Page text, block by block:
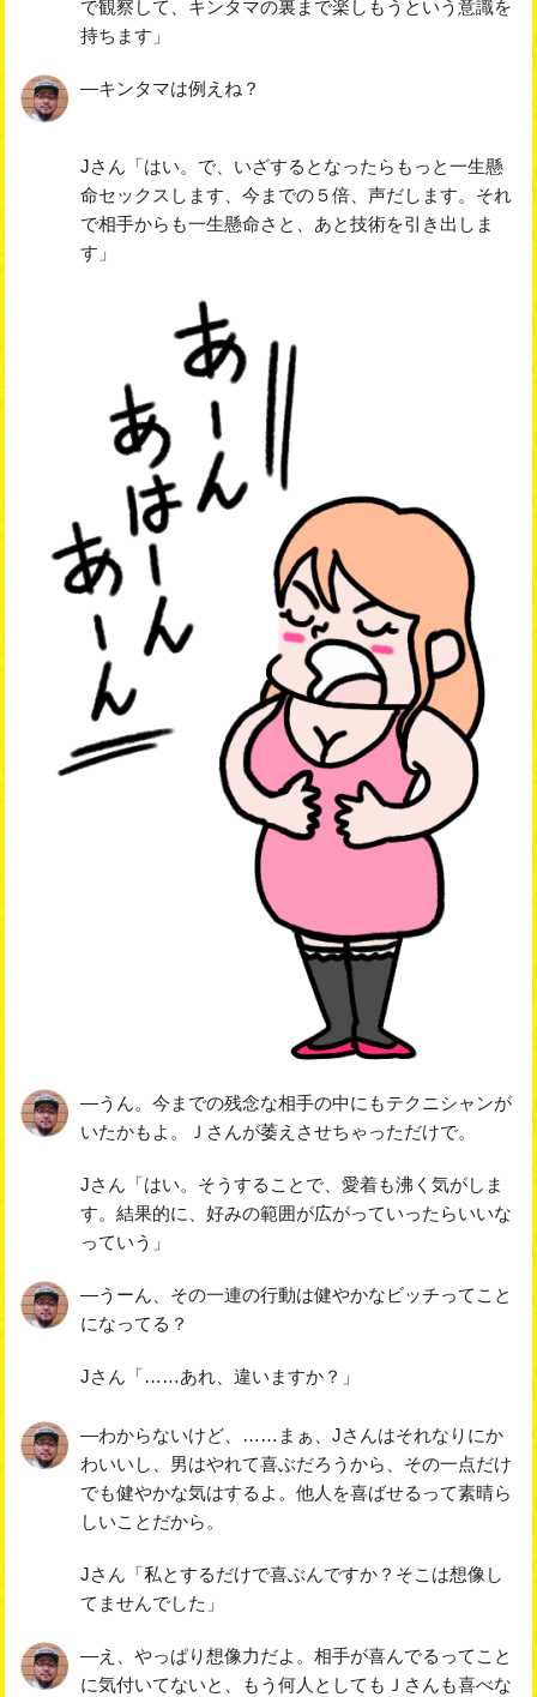
で観察して、キンタマの裏まで楽しもうという意識を
持ちます」
―キンタマは例えね？
Jさん「はい。で、いざするとなったらもっと一生懸
命セックスします、今までの５倍、声だします。それ
で相手からも一生懸命さと、あと技術を引き出しま
す」
―うん。今までの残念な相手の中にもテクニシャンが
いたかもよ。Ｊさんが萎えさせちゃっただけで。
Jさん「はい。そうすることで、愛着も沸く気がしま
す。結果的に、好みの範囲が広がっていったらいいな
っていう」
―うーん、その一連の行動は健やかなビッチってこと
になってる？
Jさん「……あれ、違いますか？」
―わからないけど、……まぁ、Jさんはそれなりにか
わいいし、男はやれて喜ぶだろうから、その一点だけ
でも健やかな気はするよ。他人を喜ばせるって素晴ら
しいことだから。
Jさん「私とするだけで喜ぶんですか？そこは想像し
てませんでした」
―え、やっぱり想像力だよ。相手が喜んでるってこと
に気付いてないと、もう何人としてもＪさんも喜べな